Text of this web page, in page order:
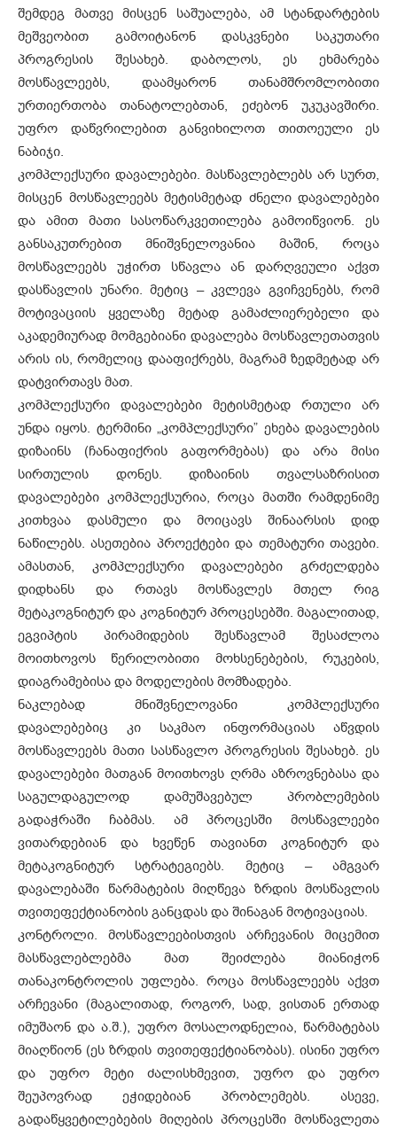
შემდეგ მათვე მისცენ საშუალება, ამ სტანდარტების
მეშვეობით გამოიტანონ დასკვნები საკუთარი
პროგრესის შესახებ. დაბოლოს, ეს ეხმარება
მოსწავლეებს, დაამყარონ თანამშრომლობითი
ურთიერთობა თანატოლებთან, ეძებონ უკუკავშირი.
უფრო დაწვრილებით განვიხილოთ თითოეული ეს
ნაბიჯი.
კომპლექსური დავალებები. მასწავლებლებს არ სურთ,
მისცენ მოსწავლეებს მეტისმეტად ძნელი დავალებები
და ამით მათი სასოწარკვეთილება გამოიწვიონ. ეს
განსაკუთრებით მნიშვნელოვანია მაშინ, როცა
მოსწავლეებს უჭირთ სწავლა ან დარღვეული აქვთ
დასწავლის უნარი. მეტიც – კვლევა გვიჩვენებს, რომ
მოტივაციის ყველაზე მეტად გამაძლიერებელი და
აკადემიურად მომგებიანი დავალება მოსწავლეთათვის
არის ის, რომელიც დააფიქრებს, მაგრამ ზედმეტად არ
დატვირთავს მათ.
კომპლექსური დავალებები მეტისმეტად რთული არ
უნდა იყოს. ტერმინი „კომპლექსური” ეხება დავალების
დიზაინს (ჩანაფიქრის გაფორმებას) და არა მისი
სირთულის დონეს. დიზაინის თვალსაზრისით
დავალებები კომპლექსურია, როცა მათში რამდენიმე
კითხვაა დასმული და მოიცავს შინაარსის დიდ
ნაწილებს. ასეთებია პროექტები და თემატური თავები.
ამასთან, კომპლექსური დავალებები გრძელდება
დიდხანს და რთავს მოსწავლეს მთელ რიგ
მეტაკოგნიტურ და კოგნიტურ პროცესებში. მაგალითად,
ეგვიპტის პირამიდების შესწავლამ შესაძლოა
მოითხოვოს წერილობითი მოხსენებების, რუკების,
დიაგრამებისა და მოდელების მომზადება.
ნაკლებად მნიშვნელოვანი კომპლექსური
დავალებებიც კი საკმაო ინფორმაციას აწვდის
მოსწავლეებს მათი სასწავლო პროგრესის შესახებ. ეს
დავალებები მათგან მოითხოვს ღრმა აზროვნებასა და
საგულდაგულოდ დამუშავებულ პრობლემების
გადაჭრაში ჩაბმას. ამ პროცესში მოსწავლეები
ვითარდებიან და ხვეწენ თავიანთ კოგნიტურ და
მეტაკოგნიტურ სტრატეგიებს. მეტიც – ამგვარ
დავალებაში წარმატების მიღწევა ზრდის მოსწავლის
თვითეფექტიანობის განცდას და შინაგან მოტივაციას.
კონტროლი. მოსწავლეებისთვის არჩევანის მიცემით
მასწავლებლებმა მათ შეიძლება მიანიჭონ
თანაკონტროლის უფლება. როცა მოსწავლეებს აქვთ
არჩევანი (მაგალითად, როგორ, სად, ვისთან ერთად
იმუშაონ და ა.შ.), უფრო მოსალოდნელია, წარმატებას
მიაღწიონ (ეს ზრდის თვითეფექტიანობას). ისინი უფრო
და უფრო მეტი ძალისხმევით, უფრო და უფრო
შეუპოვრად ეჭიდებიან პრობლემებს. ასევე,
გადაწყვეტილებების მიღების პროცესში მოსწავლეთა